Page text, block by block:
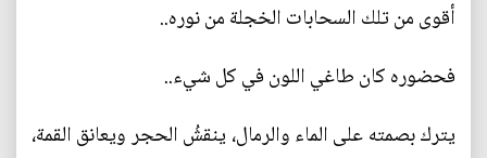
أقوى من تلك السحابات الخجلة من نوره..
فحضوره كان طاغي اللون في كل شيء..
يترك بصمته على الماء والرمال، ينقشُ الحجر ويعانق القمة،